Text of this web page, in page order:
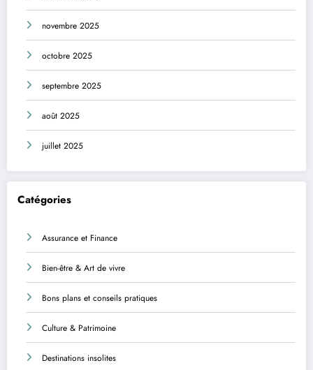
novembre 2025
octobre 2025
septembre 2025
août 2025
juillet 2025
Catégories
Assurance et Finance
Bien-être & Art de vivre
Bons plans et conseils pratiques
Culture & Patrimoine
Destinations insolites